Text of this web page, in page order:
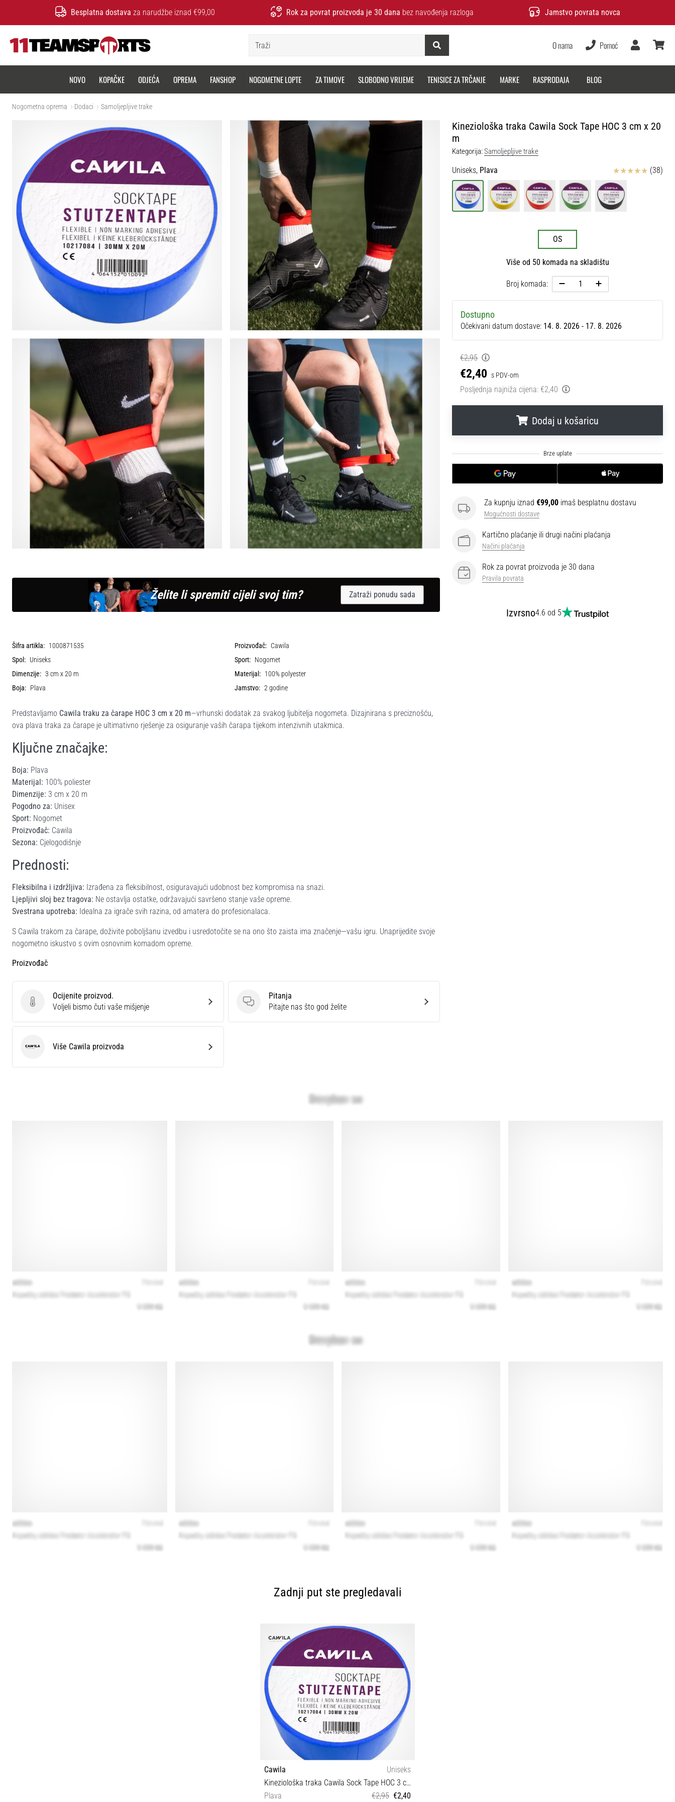
Besplatna dostava za narudžbe iznad €99,00 Rok za povrat proizvoda je 30 dana bez navođenja razloga Jamstvo povrata novca
O nama Pomoć
Korisnik
NOVO KOPAČKE ODJEĆA OPREMA FANSHOP NOGOMETNE LOPTE ZA TIMOVE SLOBODNO VRIJEME TENISICE ZA TRČANJE MARKE RASPRODAJA BLOG
Nogometna oprema Dodaci Samoljepljive trake
Kineziološka traka Cawila Sock Tape HOC 3 cm x 20
m
Kategorija:Samoljepljive trake
Uniseks, Plava Ocjena proizvoda
(38)
OS
Više od 50 komada na skladištu
Broj komada:
Dostupno
Očekivani datum dostave: 14. 8. 2026 - 17. 8. 2026
€2,95
€2,40 s PDV-om
Posljednja najniža cijena: €2,40
Dodaj u košaricu
Za kupnju iznad €99,00 imaš besplatnu dostavu
Mogućnosti dostave
Kartično plaćanje ili drugi načini plaćanja
Načini plaćanja
Rok za povrat proizvoda je 30 dana
Pravila povrata
Izvrsno4.6 od 5
Želite li spremiti cijeli svoj tim? Zatraži ponudu sada
Šifra artikla: 1000871535 Proizvođač: Cawila
Spol: Uniseks Sport: Nogomet
Dimenzije: 3 cm x 20 m Materijal: 100% polyester
Boja: Plava Jamstvo: 2 godine
Predstavljamo Cawila traku za čarape HOC 3 cm x 20 m—vrhunski dodatak za svakog ljubitelja nogometa. Dizajnirana s preciznošću,
ova plava traka za čarape je ultimativno rješenje za osiguranje vaših čarapa tijekom intenzivnih utakmica.
Ključne značajke:
Boja: Plava
Materijal: 100% poliester
Dimenzije: 3 cm x 20 m
Pogodno za: Unisex
Sport: Nogomet
Proizvođač: Cawila
Sezona: Cjelogodišnje
Prednosti:
Fleksibilna i izdržljiva: Izrađena za fleksibilnost, osiguravajući udobnost bez kompromisa na snazi.
Ljepljivi sloj bez tragova: Ne ostavlja ostatke, održavajući savršeno stanje vaše opreme.
Svestrana upotreba: Idealna za igrače svih razina, od amatera do profesionalaca.
S Cawila trakom za čarape, doživite poboljšanu izvedbu i usredotočite se na ono što zaista ima značenje—vašu igru. Unaprijedite svoje
nogometno iskustvo s ovim osnovnim komadom opreme.
Proizvođač
Ocijenite proizvod.
Ocijenite proizvod.
Voljeli bismo čuti vaše mišjenje
Pitanja
Pitanja
Pitajte nas što god želite
Cawila Više Cawila proizvoda
Zadnji put ste pregledavali
Cawila
Uniseks
Kineziološka traka Cawila Sock Tape HOC 3 cm x 20 m
Plava
€2,95 €2,40